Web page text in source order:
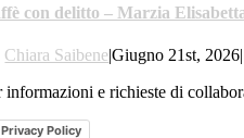
con delitto – Marzia
Chiara Saibene|Giugno 21st, 2026|
informazioni e richieste di
Privacy Policy